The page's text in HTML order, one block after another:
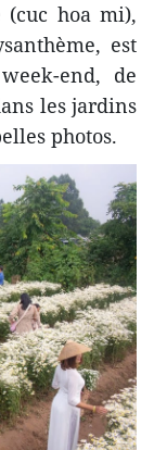
(cuc hoa mi),
est
end, de
les jardins
photos.